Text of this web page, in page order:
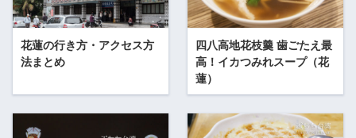
花蓮の行き方・アクセス方
法まとめ
四八高地花枝羹 歯ごたえ最
高！イカつみれスープ（花
蓮）